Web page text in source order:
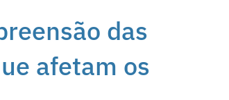
das
afetam os